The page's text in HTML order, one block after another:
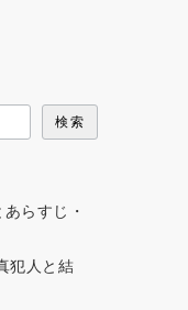
検索
らすじ・
犯人と結